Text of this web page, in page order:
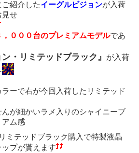
紹介したイーグルビジョンが入荷
見せ
，０００台のプレミアムモデルであ
・リミテッドブラック』
が入荷
ーで右が今回入荷したリミテッド
が細かいラメ入りのシャイニーブ
アム感
ミテッドブラック購入で特製液晶
プが貰えます